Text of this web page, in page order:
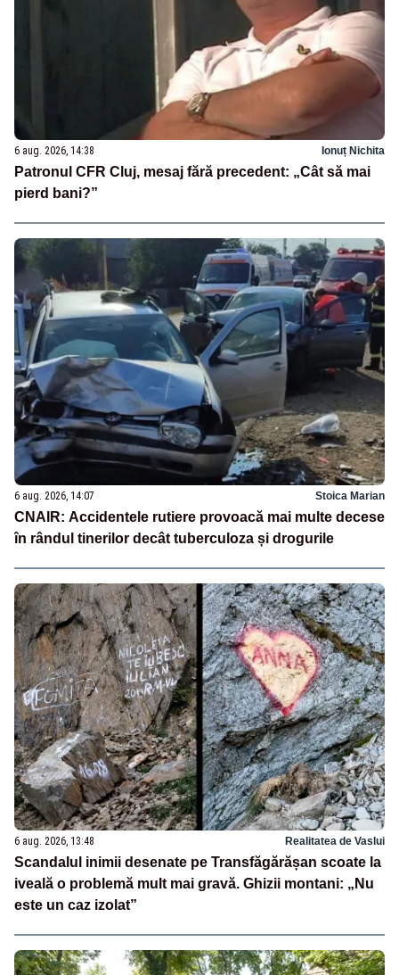
6 aug. 2026, 14:38 Ionuț Nichita
Patronul CFR Cluj, mesaj fără precedent: „Cât să mai
pierd bani?”
6 aug. 2026, 14:07 Stoica Marian
CNAIR: Accidentele rutiere provoacă mai multe decese
în rândul tinerilor decât tuberculoza și drogurile
6 aug. 2026, 13:48 Realitatea de Vaslui
Scandalul inimii desenate pe Transfăgărășan scoate la
iveală o problemă mult mai gravă. Ghizii montani: „Nu
este un caz izolat”